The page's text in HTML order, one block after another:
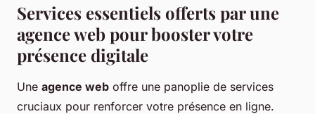
Services essentiels offerts par une
agence web pour booster votre
présence digitale
Une agence web offre une panoplie de services
cruciaux pour renforcer votre présence en ligne.